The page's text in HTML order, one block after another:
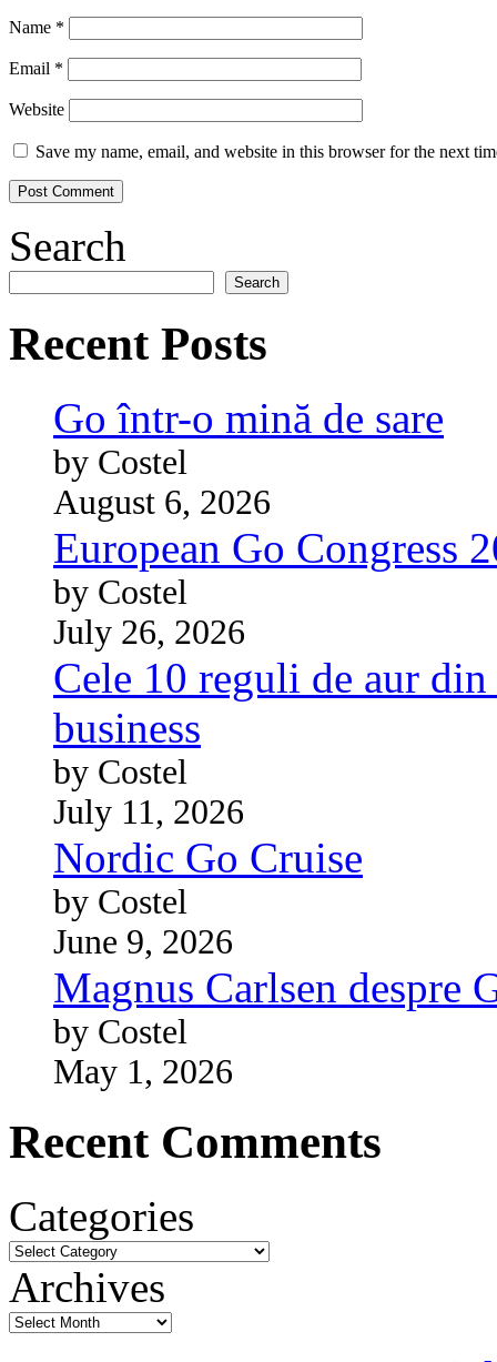
Name *
Email *
Website
Save my name, email, and website in this browser for the next
Search
Search
Recent Posts
Go într-o mină de sare
by Costel
August 6, 2026
European Go Congress
by Costel
July 26, 2026
Cele 10 reguli de aur
business
by Costel
July 11, 2026
Nordic Go Cruise
by Costel
June 9, 2026
Magnus Carlsen despre
by Costel
May 1, 2026
Recent Comments
Categories
Archives